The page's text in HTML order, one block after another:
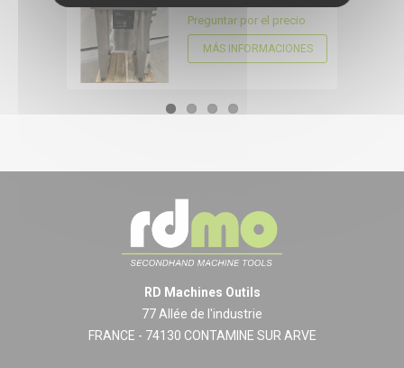
Preguntar por el precio
MÁS INFORMACIONES
RD Machines Outils
77 Allée de l'industrie
FRANCE - 74130 CONTAMINE SUR ARVE